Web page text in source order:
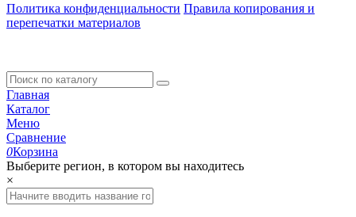
Политика конфиденциальности Правила копирования и
перепечатки материалов
Главная
Каталог
Меню
Сравнение
0Корзина
Выберите регион, в котором вы находитесь
×